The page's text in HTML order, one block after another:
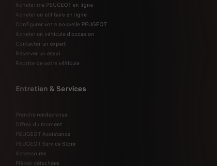
Acheter ma PEUGEOT en ligne
Acheter un utilitaire en ligne
Configurer votre nouvelle PEUGEOT
Acheter un véhicule d'occasion
Contacter un expert
Réserver un essai
Reprise de votre véhicule
Entretien & Services
Prendre rendez-vous
Offres du moment
PEUGEOT Assistance
PEUGEOT Service Store
Accessoires
Pièces détachées